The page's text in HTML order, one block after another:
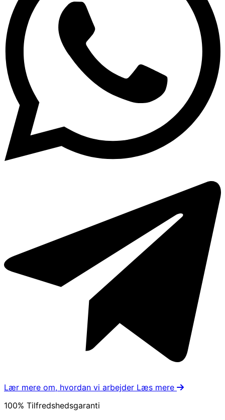
Lær mere om, hvordan vi arbejder Læs mere
100% Tilfredshedsgaranti